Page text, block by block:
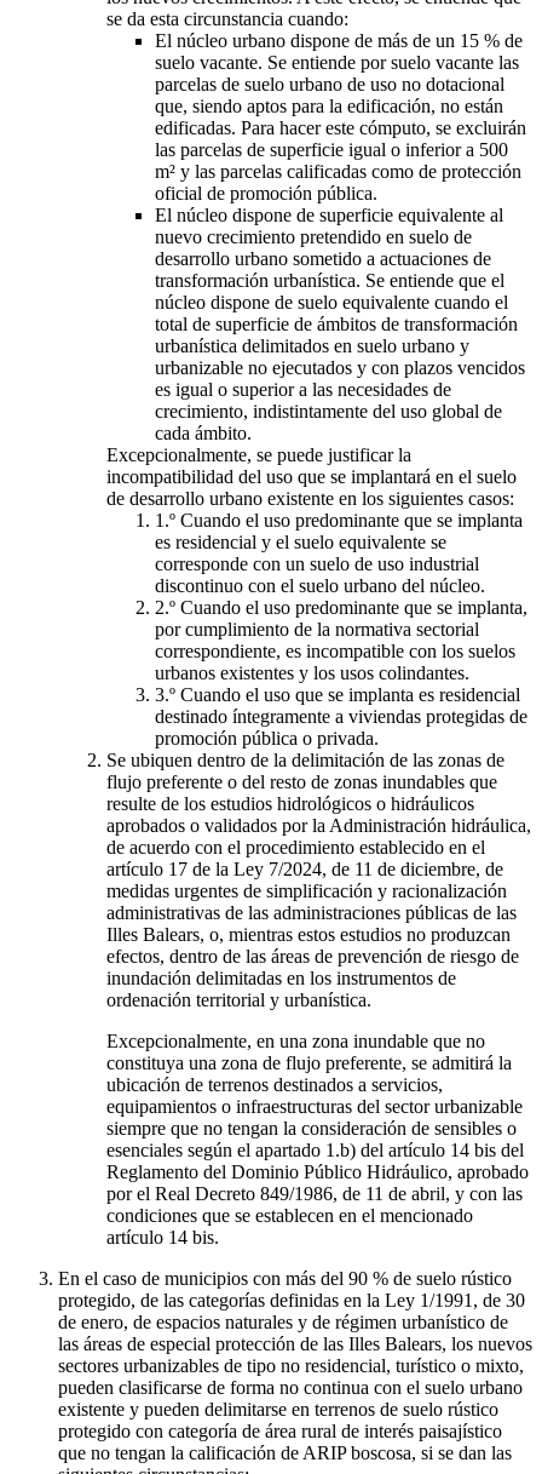
se da esta circunstancia cuando:
El núcleo urbano dispone de más de un 15 % de
suelo vacante. Se entiende por suelo vacante las
parcelas de suelo urbano de uso no dotacional
que, siendo aptos para la edificación, no están
edificadas. Para hacer este cómputo, se excluirán
las parcelas de superficie igual o inferior a 500
m² y las parcelas calificadas como de protección
oficial de promoción pública.
El núcleo dispone de superficie equivalente al
nuevo crecimiento pretendido en suelo de
desarrollo urbano sometido a actuaciones de
transformación urbanística. Se entiende que el
núcleo dispone de suelo equivalente cuando el
total de superficie de ámbitos de transformación
urbanística delimitados en suelo urbano y
urbanizable no ejecutados y con plazos vencidos
es igual o superior a las necesidades de
crecimiento, indistintamente del uso global de
cada ámbito.
Excepcionalmente, se puede justificar la
incompatibilidad del uso que se implantará en el suelo
de desarrollo urbano existente en los siguientes casos:
1.º Cuando el uso predominante que se implanta
es residencial y el suelo equivalente se
corresponde con un suelo de uso industrial
discontinuo con el suelo urbano del núcleo.
2.º Cuando el uso predominante que se implanta,
por cumplimiento de la normativa sectorial
correspondiente, es incompatible con los suelos
urbanos existentes y los usos colindantes.
3.º Cuando el uso que se implanta es residencial
destinado íntegramente a viviendas protegidas de
promoción pública o privada.
Se ubiquen dentro de la delimitación de las zonas de
flujo preferente o del resto de zonas inundables que
resulte de los estudios hidrológicos o hidráulicos
aprobados o validados por la Administración hidráulica,
de acuerdo con el procedimiento establecido en el
artículo 17 de la Ley 7/2024, de 11 de diciembre, de
medidas urgentes de simplificación y racionalización
administrativas de las administraciones públicas de las
Illes Balears, o, mientras estos estudios no produzcan
efectos, dentro de las áreas de prevención de riesgo de
inundación delimitadas en los instrumentos de
ordenación territorial y urbanística.
Excepcionalmente, en una zona inundable que no
constituya una zona de flujo preferente, se admitirá la
ubicación de terrenos destinados a servicios,
equipamientos o infraestructuras del sector urbanizable
siempre que no tengan la consideración de sensibles o
esenciales según el apartado 1.b) del artículo 14 bis del
Reglamento del Dominio Público Hidráulico, aprobado
por el Real Decreto 849/1986, de 11 de abril, y con las
condiciones que se establecen en el mencionado
artículo 14 bis.
En el caso de municipios con más del 90 % de suelo rústico
protegido, de las categorías definidas en la Ley 1/1991, de 30
de enero, de espacios naturales y de régimen urbanístico de
las áreas de especial protección de las Illes Balears, los nuevos
sectores urbanizables de tipo no residencial, turístico o mixto,
pueden clasificarse de forma no continua con el suelo urbano
existente y pueden delimitarse en terrenos de suelo rústico
protegido con categoría de área rural de interés paisajístico
que no tengan la calificación de ARIP boscosa, si se dan las